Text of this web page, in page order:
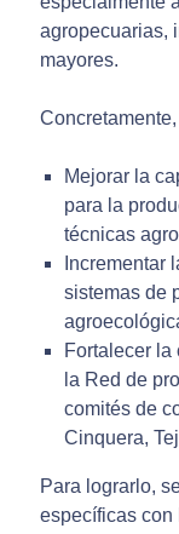
agropecuarias,
mayores.
Mejorar la
para la
técnicas
Incrementar
sistemas de
Fortalecer
la Red de
comités de
Cinquera,
Para lograrlo,
específicas con